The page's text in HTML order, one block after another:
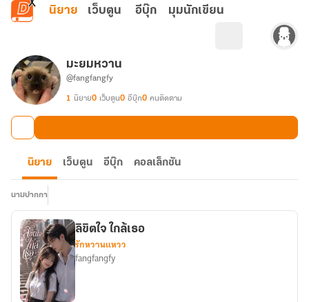
ข้ามไปยังเนื้อหาหลัก
นิยาย เว็บตูน อีบุ๊ก มุมนักเขียน
มะยมหวาน
@fangfangfy
1 นิยาย0 เว็บตูน0 อีบุ๊ก0 คนติดตาม
นิยาย เว็บตูน อีบุ๊ก คอลเล็กชัน
นามปากกา
ลิขิตใจ ใกล้เธอ
รักหวานแหวว
fangfangfy